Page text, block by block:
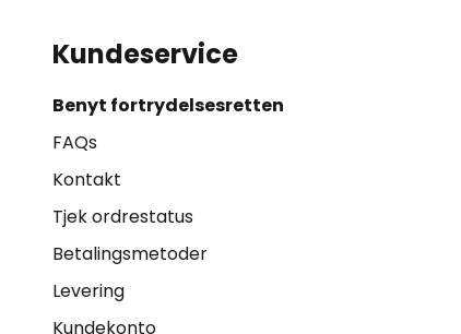
Kundeservice
Benyt fortrydelsesretten
FAQs
Kontakt
Tjek ordrestatus
Betalingsmetoder
Levering
Kundekonto